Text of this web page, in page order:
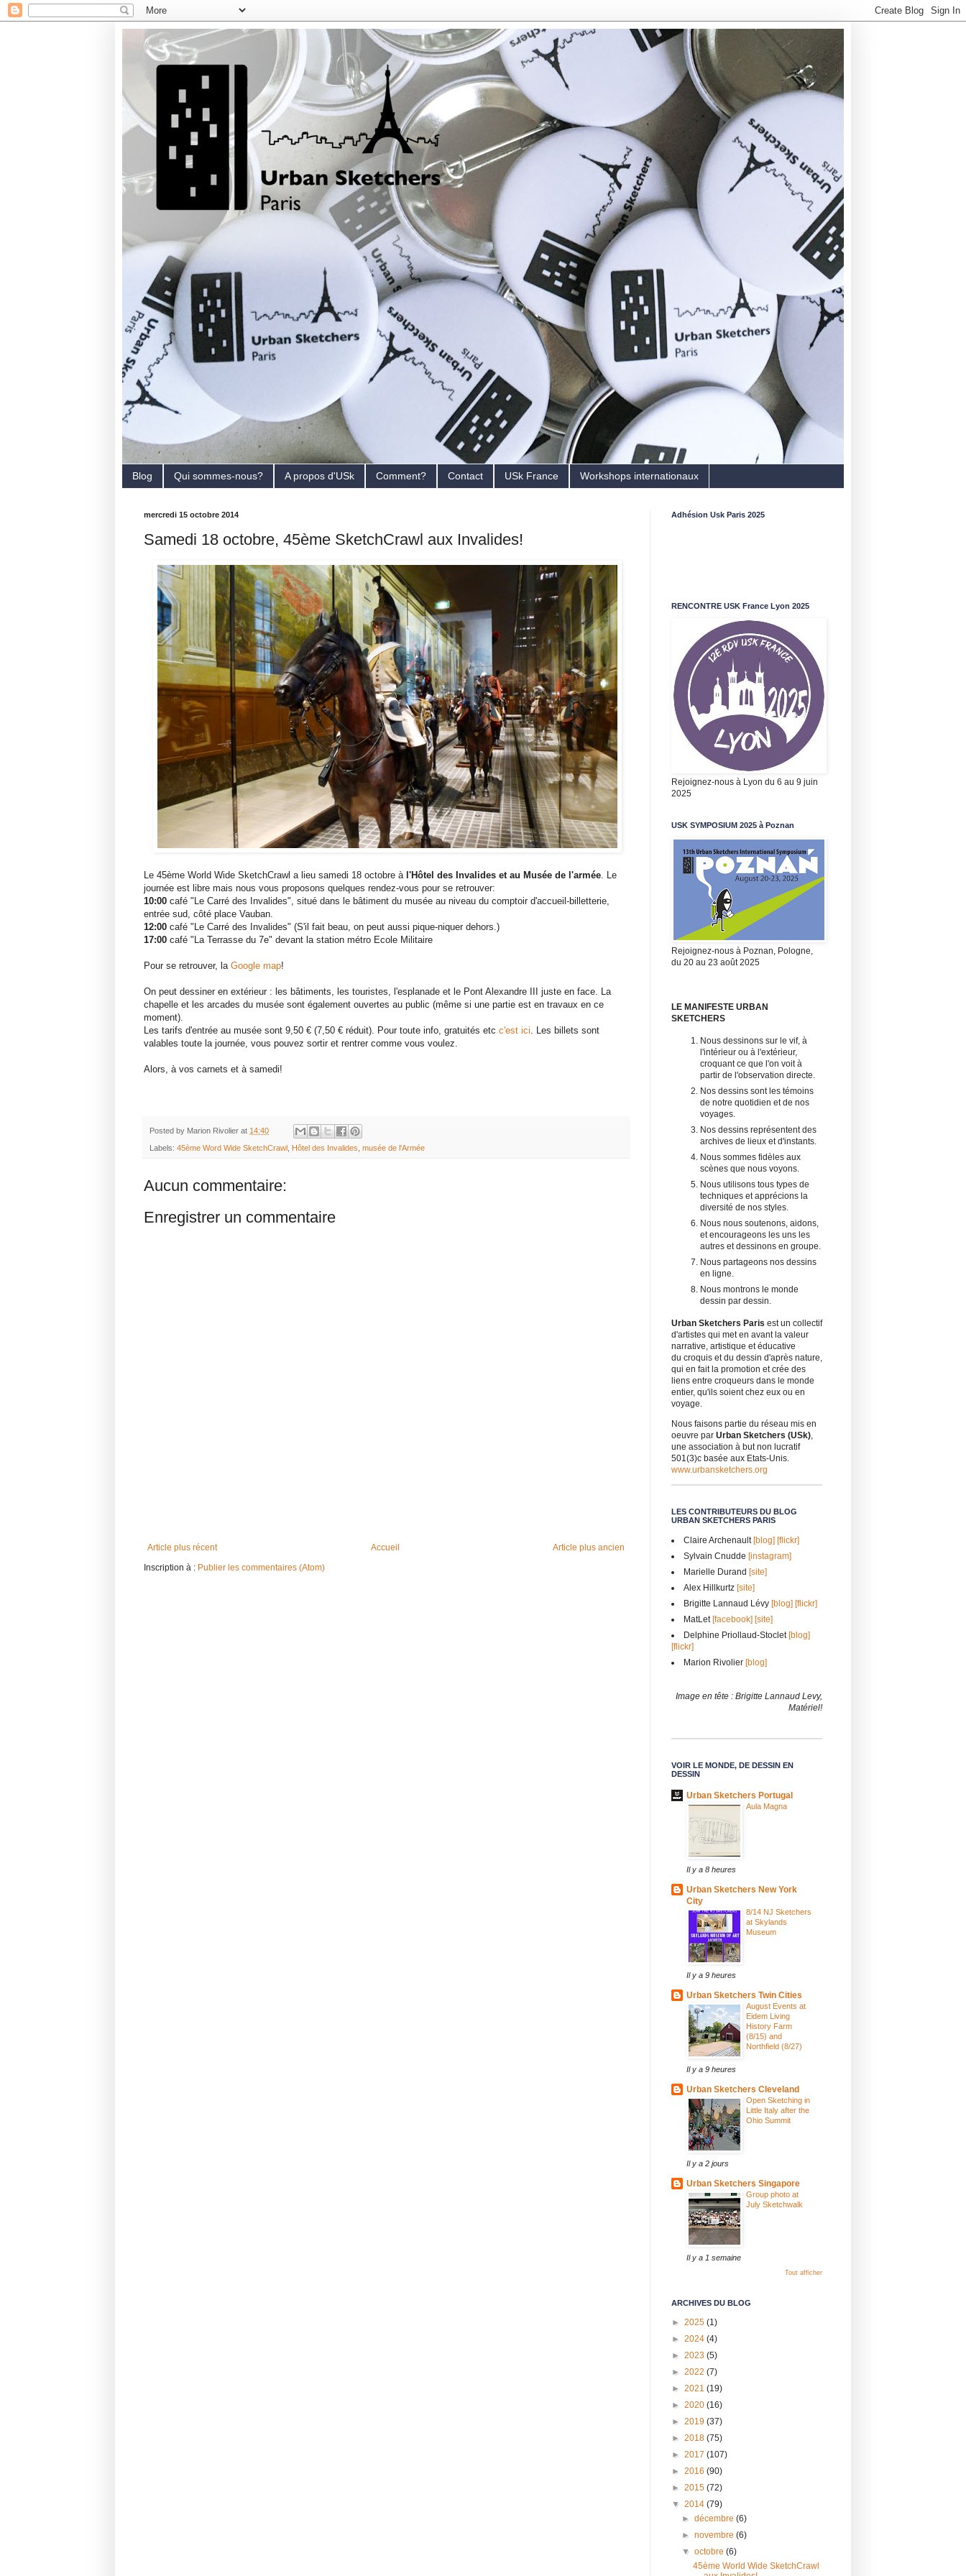
Blog Qui sommes-nous? A propos d'USk Comment? Contact USk France Workshops internationaux
mercredi 15 octobre 2014
Samedi 18 octobre, 45ème SketchCrawl aux Invalides!
Le 45ème World Wide SketchCrawl a lieu samedi 18 octobre à l'Hôtel des Invalides et au Musée de l'armée. Le
journée est libre mais nous vous proposons quelques rendez-vous pour se retrouver:
10:00 café "Le Carré des Invalides", situé dans le bâtiment du musée au niveau du comptoir d'accueil-billetterie,
entrée sud, côté place Vauban.
12:00 café "Le Carré des Invalides" (S'il fait beau, on peut aussi pique-niquer dehors.)
17:00 café "La Terrasse du 7e" devant la station métro Ecole Militaire
Pour se retrouver, la Google map!
On peut dessiner en extérieur : les bâtiments, les touristes, l'esplanade et le Pont Alexandre III juste en face. La
chapelle et les arcades du musée sont également ouvertes au public (même si une partie est en travaux en ce
moment).
Les tarifs d'entrée au musée sont 9,50 € (7,50 € réduit). Pour toute info, gratuités etc c'est ici. Les billets sont
valables toute la journée, vous pouvez sortir et rentrer comme vous voulez.
Alors, à vos carnets et à samedi!
Posted by Marion Rivolier at 14:40
Labels: 45ème Word Wide SketchCrawl Hôtel des Invalides musée de l'Armée
Aucun commentaire:
Enregistrer un commentaire
Article plus récent Article plus ancien
Accueil
Inscription à : Publier les commentaires (Atom)
Adhésion Usk Paris 2025
RENCONTRE USK France Lyon 2025
Rejoignez-nous à Lyon du 6 au 9 juin
2025
USK SYMPOSIUM 2025 à Poznan
Rejoignez-nous à Poznan, Pologne,
du 20 au 23 août 2025
LE MANIFESTE URBAN
SKETCHERS
Nous dessinons sur le vif, à
l'intérieur ou à l'extérieur,
croquant ce que l'on voit à
partir de l'observation directe.
Nos dessins sont les témoins
de notre quotidien et de nos
voyages.
Nos dessins représentent des
archives de lieux et d'instants.
Nous sommes fidèles aux
scènes que nous voyons.
Nous utilisons tous types de
techniques et apprécions la
diversité de nos styles.
Nous nous soutenons, aidons,
et encourageons les uns les
autres et dessinons en groupe.
Nous partageons nos dessins
en ligne.
Nous montrons le monde
dessin par dessin.
Urban Sketchers Paris est un collectif
d'artistes qui met en avant la valeur
narrative, artistique et éducative
du croquis et du dessin d'après nature,
qui en fait la promotion et crée des
liens entre croqueurs dans le monde
entier, qu'ils soient chez eux ou en
voyage.
Nous faisons partie du réseau mis en
oeuvre par Urban Sketchers (USk)
une association à but non lucratif
501(3)c basée aux Etats-Unis.
www.urbansketchers.org
LES CONTRIBUTEURS DU BLOG
URBAN SKETCHERS PARIS
Claire Archenault[blog] [flickr]
Sylvain Cnudde [instagram]
Marielle Durand [site]
Alex Hillkurtz [site]
Brigitte Lannaud Lévy [blog] [flickr]
MatLet[facebook] [site]
Delphine Priollaud-Stoclet[blog]
[flickr]
Marion Rivolier [blog]
Image en tête : Brigitte Lannaud Levy,
Matériel!
VOIR LE MONDE, DE DESSIN EN
DESSIN
Urban Sketchers Portugal
Aula Magna
Il y a 8 heures
Urban Sketchers New York
City
8/14 NJ Sketchers
at Skylands
Museum
Il y a 9 heures
Urban Sketchers Twin Cities
August Events at
Eidem Living
History Farm
(8/15) and
Northfield (8/27)
Il y a 9 heures
Urban Sketchers Cleveland
Open Sketching in
Little Italy after the
Ohio Summit
Il y a 2 jours
Urban Sketchers Singapore
Group photo at
July Sketchwalk
Il y a 1 semaine
Tout afficher
ARCHIVES DU BLOG
► 2025 (1)
► 2024 (4)
► 2023 (5)
► 2022 (7)
► 2021 (19)
► 2020 (16)
► 2019 (37)
► 2018 (75)
► 2017 (107)
► 2016 (90)
► 2015 (72)
▼ 2014 (79)
►décembre(6)
►novembre(6)
▼octobre(6)
45ème World Wide SketchCrawl